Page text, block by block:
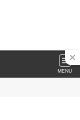
MENU